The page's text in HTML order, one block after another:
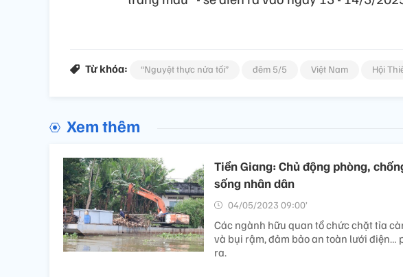
Từ khóa: “Nguyệt thực nửa tối” đêm 5/5 Việt Nam Hội
Xem thêm
Tiền Giang: Chủ động phòng,
sống nhân dân
04/05/2023 09:00’
Các ngành hữu quan tổ chức chặt tỉa
và bụi rậm, đảm bảo an toàn lưới
ra.